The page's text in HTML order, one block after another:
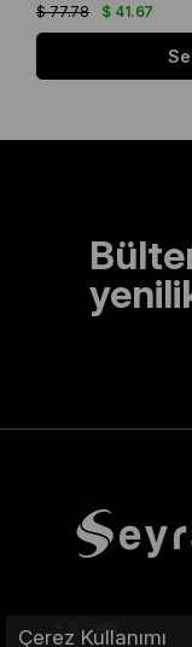
$ 41.67
$ 77.78
Çerez Kullanımı